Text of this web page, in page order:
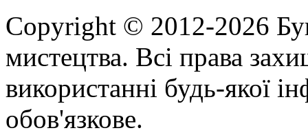
Copyright © 2012-2026
мистецтва. Всі права
використанні будь-якої
обов'язкове.